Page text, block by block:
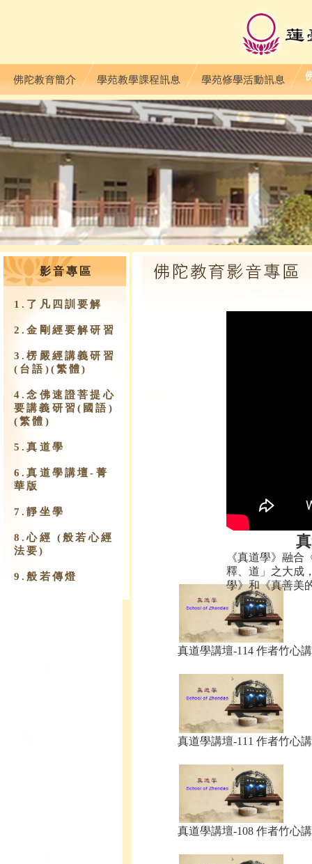
影音專區
1.了凡四訓要解
2.金剛經要解研習
3.楞嚴經講義研習
(台語)(繁體)
4.念佛速證菩提心
要講義研習(國語)
(繁體)
5.真道學
6.真道學講壇-菁
華版
7.靜坐學
8.心經 (般若心經
法要)
9.​般若傳燈
《真道學》融
釋、道」之大成
學》和《真善美
真道學講壇-114 作者竹心
真道學講壇-111 作者竹心
真道學講壇-108 作者竹心